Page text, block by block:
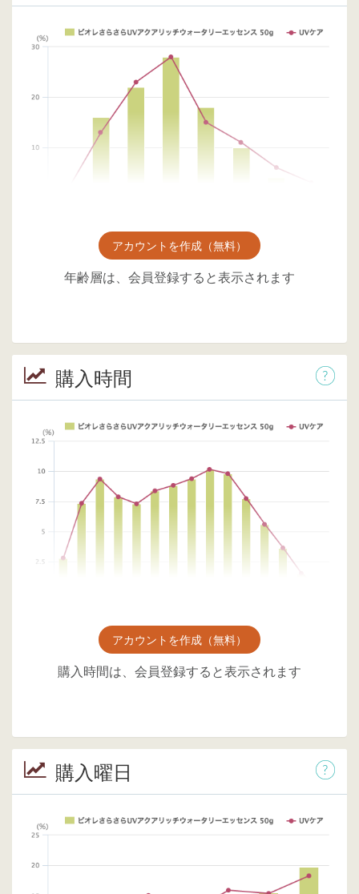
アカウントを作成（無料）
年齢層は、会員登録すると表示されます
購入時間
アカウントを作成（無料）
購入時間は、会員登録すると表示されます
購入曜日